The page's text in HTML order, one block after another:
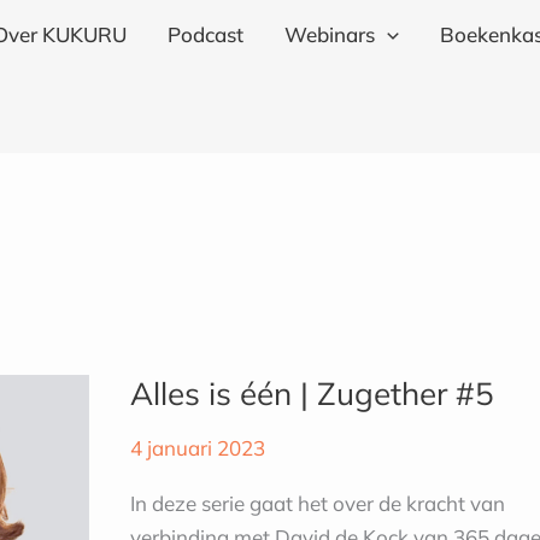
KUKURU Podcast Webinars
Alles is één | Zugether #5
4 januari 2023
In deze serie gaat het over de kracht van
één
Zugether
#5